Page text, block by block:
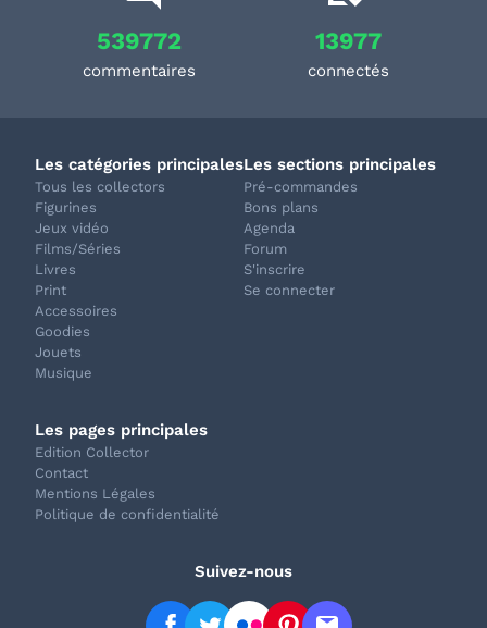
539772
commentaires
13977
connectés
Les catégories principales
Tous les collectors
Figurines
Jeux vidéo
Films/Séries
Livres
Print
Accessoires
Goodies
Jouets
Musique
Les sections principales
Pré-commandes
Bons plans
Agenda
Forum
S'inscrire
Se connecter
Les pages principales
Edition Collector
Contact
Mentions Légales
Politique de confidentialité
Suivez-nous